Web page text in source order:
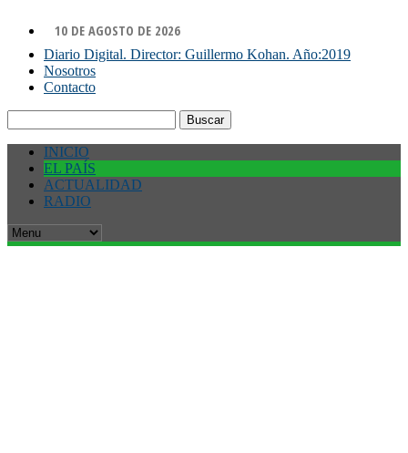
10 DE AGOSTO DE 2026
Diario Digital. Director: Guillermo Kohan. Año:2019
Nosotros
Contacto
INICIO
EL PAÍS
ACTUALIDAD
RADIO